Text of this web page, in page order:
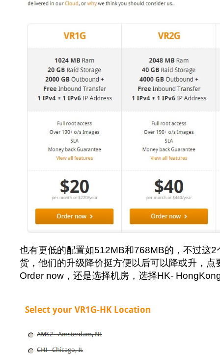
也有更低的配置如512MB和768MB的，不过这2
货，他们的升级降价挺方便以后可以降或升，点
Order now，还是选择机房，选择HK-